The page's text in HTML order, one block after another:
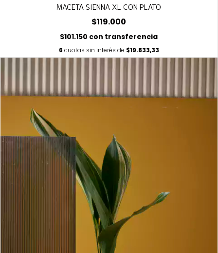
MACETA SIENNA XL CON PLATO
$119.000
$101.150 con transferencia
6 cuotas sin interés de $19.833,33